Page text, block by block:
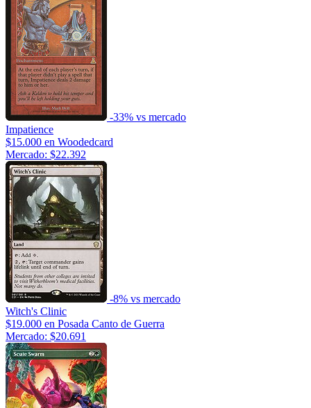
-33% vs mercado
Impatience
$15.000 en Woodedcard
Mercado: $22.392
-8% vs mercado
Witch's Clinic
$19.000 en Posada Canto de Guerra
Mercado: $20.691